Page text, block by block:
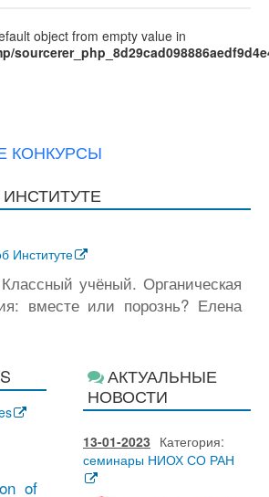
object from empty value in
КОНКУРСЫ
Институте
учёный. Органическая
вместе или порознь? Елена
of
АКТУАЛЬНЫЕ
НОВОСТИ
13-01-2023 Категория:
семинары НИОХ СО РАН